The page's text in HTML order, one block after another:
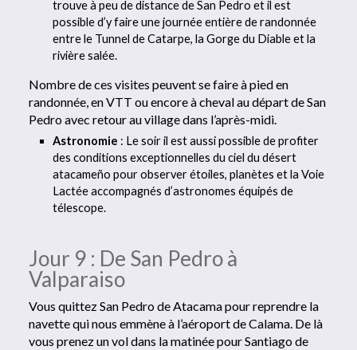
trouve à peu de distance de San Pedro et il est
possible d’y faire une journée entière de randonnée
entre le Tunnel de Catarpe, la Gorge du Diable et la
rivière salée.
Nombre de ces visites peuvent se faire à pied en
randonnée, en VTT ou encore à cheval au départ de San
Pedro avec retour au village dans l’après-midi.
Astronomie : Le soir il est aussi possible de profiter
des conditions exceptionnelles du ciel du désert
atacameño pour observer étoiles, planètes et la Voie
Lactée accompagnés d’astronomes équipés de
télescope.
Jour 9 : De San Pedro à
Valparaiso
Vous quittez San Pedro de Atacama pour reprendre la
navette qui nous emmène à l’aéroport de Calama. De là
vous prenez un vol dans la matinée pour Santiago de